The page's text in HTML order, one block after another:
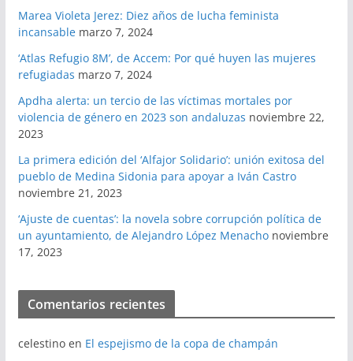
Marea Violeta Jerez: Diez años de lucha feminista
incansable marzo 7, 2024
‘Atlas Refugio 8M’, de Accem: Por qué huyen las mujeres
refugiadas marzo 7, 2024
Apdha alerta: un tercio de las víctimas mortales por
violencia de género en 2023 son andaluzas noviembre 22,
2023
La primera edición del ‘Alfajor Solidario’: unión exitosa del
pueblo de Medina Sidonia para apoyar a Iván Castro
noviembre 21, 2023
‘Ajuste de cuentas’: la novela sobre corrupción política de
un ayuntamiento, de Alejandro López Menacho noviembre
17, 2023
Comentarios recientes
celestinoen El espejismo de la copa de champán